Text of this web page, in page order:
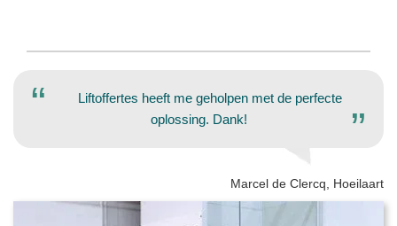
Liftoffertes heeft me geholpen met de perfecte
oplossing. Dank!
Marcel de Clercq, Hoeilaart